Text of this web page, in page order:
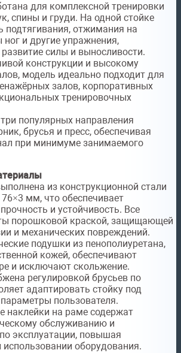
для комплексной тренировки
спины и груди. На одной стойке
отжимания на
и другие упражнения,
силы и выносливости.
конструкции и высокому
модель идеально подходит для
залов, корпоративных
тренировочных
популярных направления
брусья и пресс, обеспечивая
при минимуме занимаемого
из конструкционной стали
мм, что обеспечивает
и устойчивость. Все
порошковой краской, защищающей
и механических повреждений.
подушки из пенополиуретана,
кожей, обеспечивают
и исключают скольжение.
регулировкой брусьев по
адаптировать стойку под
пользователя.
наклейки на раме содержат
обслуживанию и
эксплуатации, повышая
использовании оборудования.